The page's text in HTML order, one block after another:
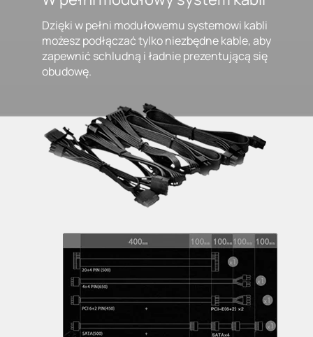
Dzięki w pełni modułowemu systemowi kabli
możesz podłączać tylko niezbędne kable, aby
zapewnić schludną i ładnie prezentującą się
obudowę.